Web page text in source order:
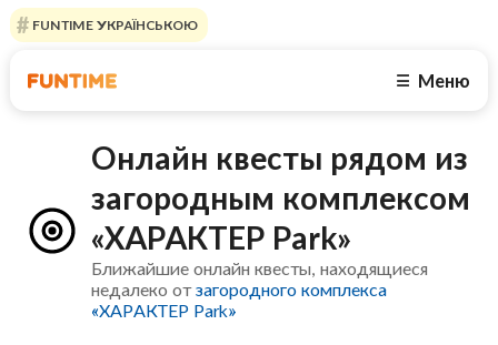
FUNTIME УКРАЇНСЬКОЮ
☰ Меню
Онлайн квесты рядом из
загородным комплексом
«ХАРАКТЕР Park»
Ближайшие онлайн квесты, находящиеся
недалеко отзагородного комплекса
«ХАРАКТЕР Park»